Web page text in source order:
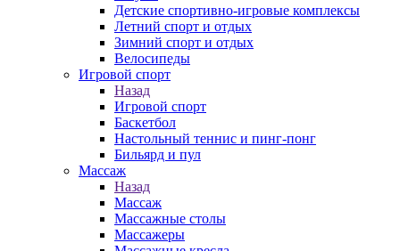
Детские спортивно-игровые комплексы
Летний спорт и отдых
Зимний спорт и отдых
Велосипеды
Игровой спорт
Назад
Игровой спорт
Баскетбол
Настольный теннис и пинг-понг
Бильярд и пул
Массаж
Назад
Массаж
Массажные столы
Массажеры